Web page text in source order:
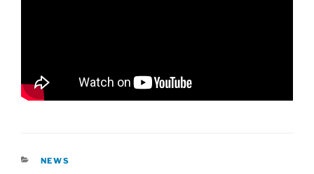
CATÉGORIES
NEWS